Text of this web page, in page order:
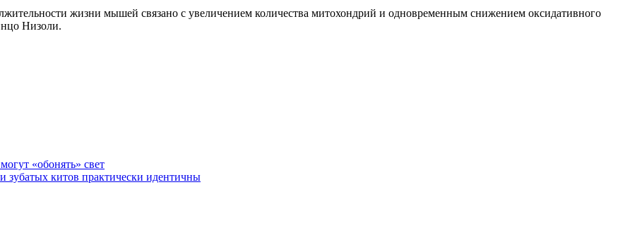
жизни мышей связано с увеличением количества митохондрий и одновременным снижением оксидативного
Низоли.
«обонять» свет
китов практически идентичны